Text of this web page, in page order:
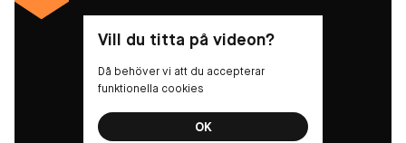
Vill du titta på videon?
Då behöver vi att du accepterar
funktionella cookies
OK